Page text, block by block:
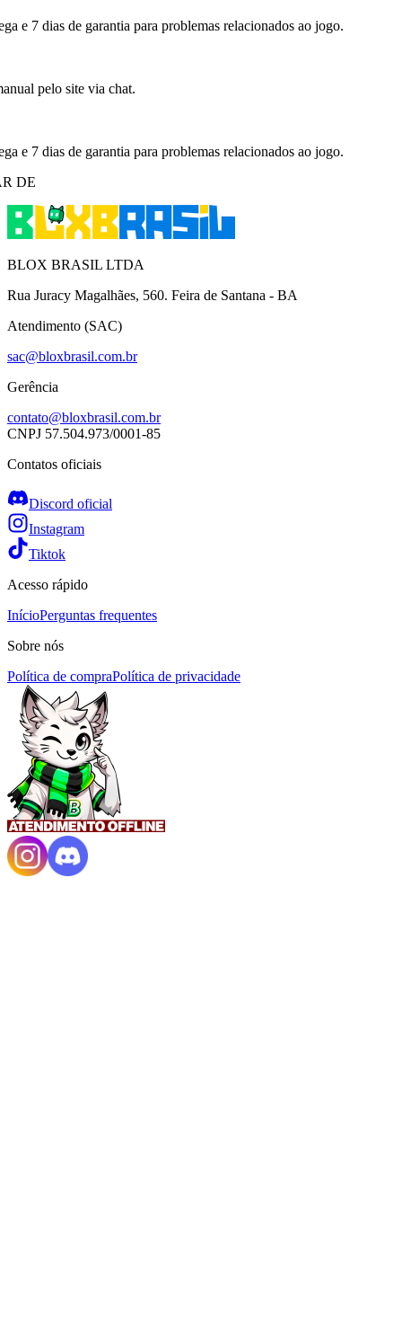
e 7 dias de garantia para problemas relacionados ao jogo.
pelo site via chat.
e 7 dias de garantia para problemas relacionados ao jogo.
DE
BLOX BRASIL LTDA
Rua Juracy Magalhães, 560. Feira de Santana - BA
Atendimento (SAC)
sac@bloxbrasil.com.br
Gerência
contato@bloxbrasil.com.br
CNPJ 57.504.973/0001-85
Contatos oficiais
Discord oficial
Instagram
Tiktok
Acesso rápido
InícioPerguntas frequentes
Sobre nós
Política de compraPolítica de privacidade